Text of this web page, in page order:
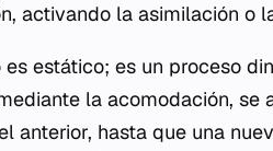
activando la asimilación o
es estático; es un proceso
la acomodación, se
anterior, hasta que una